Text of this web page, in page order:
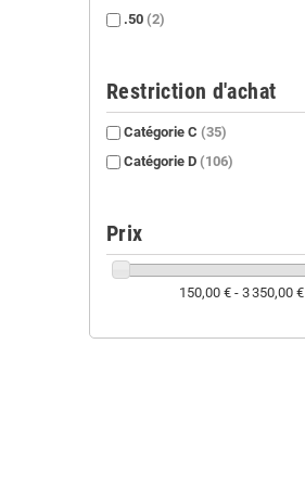
.50 (2)
Restriction d'achat
Catégorie C (35)
Catégorie D (106)
Prix
150,00 € - 3 350,00 €